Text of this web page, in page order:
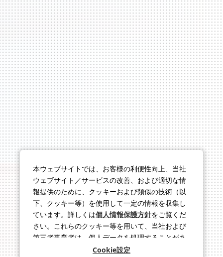
本ウェブサイトでは、お客様の利便性向上、当社
ウェブサイト／サービスの改善、および適切な情
報提供のために、クッキーおよび類似の技術（以
下、クッキー等）を使用して一定の情報を収集し
ています。詳しくは個人情報保護方針をご覧くだ
さい。これらのクッキー等を用いて、当社および
第三者事業者は、個人データを処理することがあ
Cookie設定